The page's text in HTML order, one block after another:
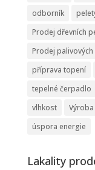
odborník
Prodej dřevních
Prodej
příprava topení
tepelné čerpadlo
vlhkost
úspora energie
Lakality